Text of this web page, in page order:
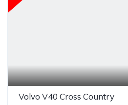
Volvo V40 Cross Country